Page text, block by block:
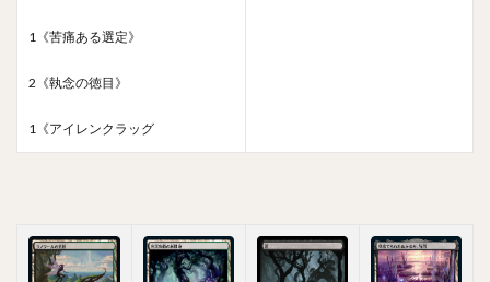
1《苦痛ある選定》
2《執念の徳目》
1《アイレンクラッグ